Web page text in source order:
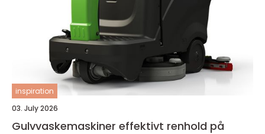
inspiration
03. July 2026
Gulvvaskemaskiner effektivt renhold på